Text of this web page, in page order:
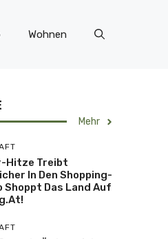
Wohnen
Mehr
Hitze Treibt
In Den Shopping-
Shoppt Das Land Auf